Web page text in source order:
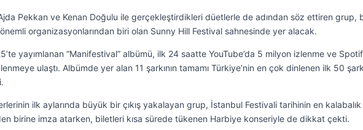
Pekkan ve Kenan Doğulu ile gerçekleştirdikleri düetlerle de adından söz ettiren grup,
önemli organizasyonlarından biri olan Sunny Hill Festival sahnesinde yer alacak.
yayımlanan “Manifestival” albümü, ilk 24 saatte YouTube’da 5 milyon izlenme ve
ulaştı. Albümde yer alan 11 şarkının tamamı Türkiye’nin en çok dinlenen ilk 50
ilk aylarında büyük bir çıkış yakalayan grup, İstanbul Festivali tarihinin en kalabalık
birine imza atarken, biletleri kısa sürede tükenen Harbiye konseriyle de dikkat çekti.